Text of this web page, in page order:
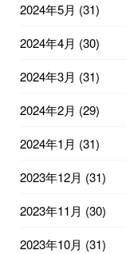
2024年5月 (31)
2024年4月 (30)
2024年3月 (31)
2024年2月 (29)
2024年1月 (31)
2023年12月 (31)
2023年11月 (30)
2023年10月 (31)